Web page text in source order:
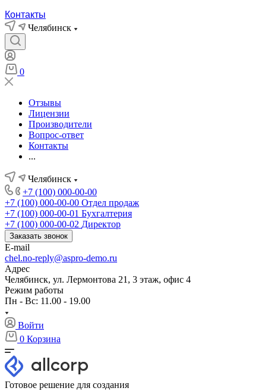
Контакты
Челябинск
0
Отзывы
Лицензии
Производители
Вопрос-ответ
Контакты
...
Челябинск
+7 (100) 000-00-00
+7 (100) 000-00-00 Отдел продаж
+7 (100) 000-00-01 Бухгалтерия
+7 (100) 000-00-02 Директор
Заказать звонок
E-mail
chel.no-reply@aspro-demo.ru
Адрес
Челябинск, ул. Лермонтова 21, 3 этаж, офис 4
Режим работы
Пн - Вс: 11.00 - 19.00
Войти
0 Корзина
Готовое решение для создания